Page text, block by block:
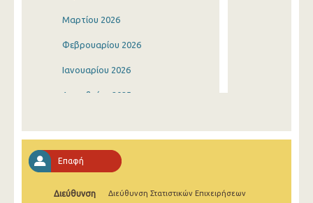
Μαρτίου 2026
Φεβρουαρίου 2026
Ιανουαρίου 2026
Δεκεμβρίου 2025
Σεπτεμβρίου 2025
Αυγούστου 2025
Επαφή
Διεύθυνση Διεύθυνση Στατιστικών Επιχειρήσεων